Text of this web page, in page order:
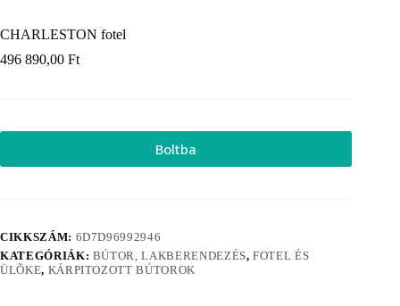
CHARLESTON fotel
496 890,00 Ft
Boltba
CIKKSZÁM: 6D7D96992946
KATEGÓRIÁK: BÚTOR, LAKBERENDEZÉS,FOTEL ÉS
ÜLÕKE, KÁRPITOZOTT BÚTOROK